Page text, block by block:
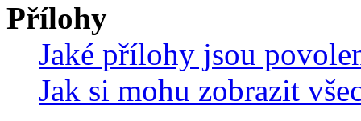
Přílohy
Jaké přílohy jsou
Jak si mohu zobrazit